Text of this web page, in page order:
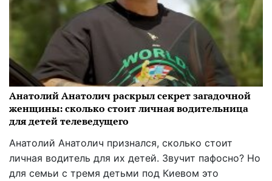
Анатолий Анатолич раскрыл секрет загадочной
женщины: сколько стоит личная водительница
для детей телеведущего
Анатолий Анатолич признался, сколько стоит
личная водитель для их детей. Звучит пафосно? Но
для семьи с тремя детьми под Киевом это